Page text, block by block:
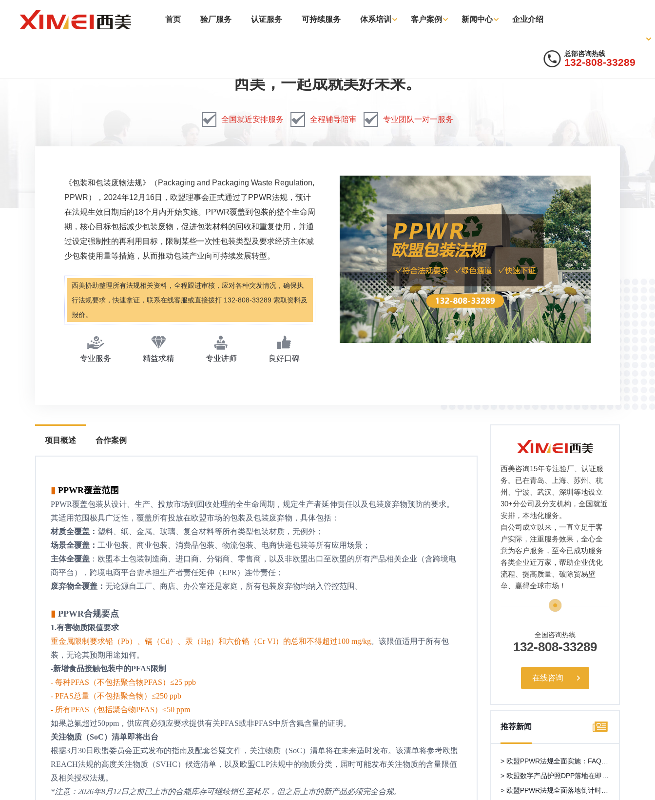
首页 验厂服务 认证服务 可持续服务 体系培训 客户案例 新闻中心 企业介绍
总部咨询热线
132-808-33289
西美，一起成就美好未来。
全国就近安排服务 全程辅导陪审 专业团队一对一服务
《包装和包装废物法规》（Packaging and Packaging Waste Regulation,
PPWR），2024年12月16日，欧盟理事会正式通过了PPWR法规，预计
在法规生效日期后的18个月内开始实施。PPWR覆盖到包装的整个生命周
期，核心目标包括减少包装废物，促进包装材料的回收和重复使用，并通
过设定强制性的再利用目标，限制某些一次性包装类型及要求经济主体减
少包装使用量等措施，从而推动包装产业向可持续发展转型。
西美协助整理所有法规相关资料，全程跟进审核，应对各种突发情况，确保执
行法规要求，快速拿证，联系在线客服或直接拨打 132-808-33289 索取资料及
报价。
专业服务 精益求精 专业讲师 良好口碑
西美咨询15年专注验厂、认证服
务。已在青岛、上海、苏州、杭
州、宁波、武汉、深圳等地设立
30+分公司及分支机构，全国就近
安排，本地化服务。
自公司成立以来，一直立足于客
户实际，注重服务效果，全心全
意为客户服务，至今已成功服务
各类企业近万家，帮助企业优化
流程、提高质量、破除贸易壁
垒、赢得全球市场！
全国咨询热线
132-808-33289
在线咨询
推荐新闻
> 欧盟PPWR法规全面实施：FAQ第
二版发布，多项关键问题获官方澄
清
> 欧盟数字产品护照DPP落地在即，
外贸出口新一轮数字化合规浪潮来
> 欧盟PPWR法规全面落地倒计时！
项目概述 合作案例
▮ PPWR覆盖范围
PPWR覆盖包装从设计、生产、投放市场到回收处理的全生命周期，规定生产者延伸责任以及包装废弃物预防的要求。
其适用范围极具广泛性，覆盖所有投放在欧盟市场的包装及包装废弃物，具体包括：
材质全覆盖： 塑料、纸、金属、玻璃、复合材料等所有类型包装材质，无例外；
场景全覆盖： 工业包装、商业包装、消费品包装、物流包装、电商快递包装等所有应用场景；
主体全覆盖 ：欧盟本土包装制造商、进口商、分销商、零售商，以及非欧盟出口至欧盟的所有产品相关企业（含跨境电
商平台），跨境电商平台需承担生产者责任延伸（EPR）连带责任；
废弃物全覆盖： 无论源自工厂、商店、办公室还是家庭，所有包装废弃物均纳入管控范围。
▮ PPWR合规要点
1.有害物质限值要求
重金属限制要求铅（Pb）、镉（Cd）、汞（Hg）和六价铬（Cr VI）的总和不得超过100 mg/kg。该限值适用于所有包
装，无论其预期用途如何。
-新增食品接触包装中的PFAS限制
- 每种PFAS（不包括聚合物PFAS）≤25 ppb
- PFAS总量（不包括聚合物）≤250 ppb
- 所有PFAS（包括聚合物PFAS）≤50 ppm
如果总氟超过50ppm，供应商必须应要求提供有关PFAS或非PFAS中所含氟含量的证明。
关注物质（SoC）清单即将出台
根据3月30日欧盟委员会正式发布的指南及配套答疑文件，关注物质（SoC）清单将在未来适时发布。该清单将参考欧盟
REACH法规的高度关注物质（SVHC）候选清单，以及欧盟CLP法规中的物质分类，届时可能发布关注物质的含量限值
及相关授权法规。
*注意：2026年8月12日之前已上市的合规库存可继续销售至耗尽，但之后上市的新产品必须完全合规。